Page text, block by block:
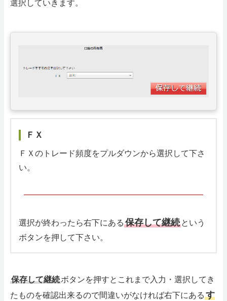
選択していきます。
ＦＸ
ＦＸのトレード頻度をプルダウンから選択して下さ
い。
選択が終わったら右下にある 保存して継続 という
ボタンを押して下さい。
保存して継続ボタンを押すとこれまで入力・選択してき
たものを確認出来るので間違いがなければ右下にある す